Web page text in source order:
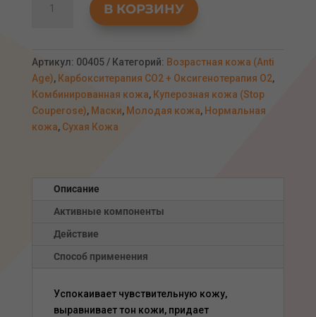
товара
Ревитализирующая
маска
с
Pinolumin™,
200мл
В КОРЗИНУ
Артикул: 00405 Категорий: Возрастная кожа (Anti
Age), Карбокситерапия СО2 + Оксигенотерапия О2,
Комбинированная кожа, Куперозная кожа (Stop
Couperose), Маски, Молодая кожа, Нормальная
кожа, Сухая Кожа
Описание
Активные компоненты
Действие
Способ применения
Успокаивает чувствительную кожу,
выравнивает тон кожи, придает